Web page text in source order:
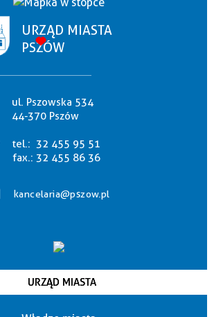
URZĄD MIASTA
PSZÓW
ul. Pszowska 534
44-370 Pszów
tel.: 32 455 95 51
fax.: 32 455 86 36
kancelaria@pszow.pl
URZĄD MIASTA